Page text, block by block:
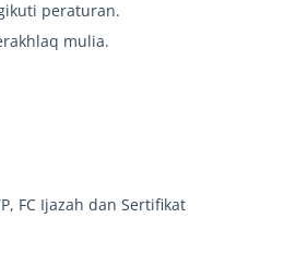
peraturan.
mulia.
FC Ijazah dan Sertifikat